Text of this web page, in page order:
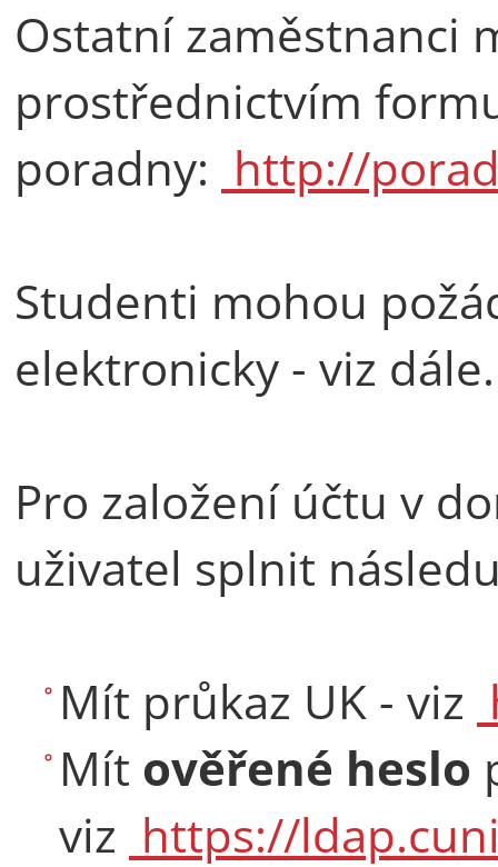
Ostatní zaměstnanci
prostřednictvím
poradny: http://
Studenti mohou
elektronicky - viz dále.
Pro založení účtu v
uživatel splnit
Mít průkaz UK - viz
Mít ověřené heslo
viz https://